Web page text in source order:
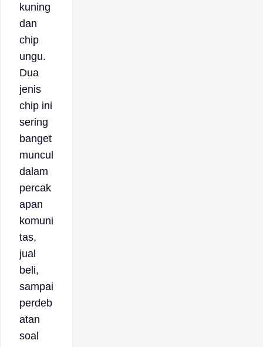
kuning
dan
chip
ungu.
Dua
jenis
chip ini
sering
banget
muncul
dalam
percak
apan
komuni
tas,
jual
beli,
sampai
perdeb
atan
soal